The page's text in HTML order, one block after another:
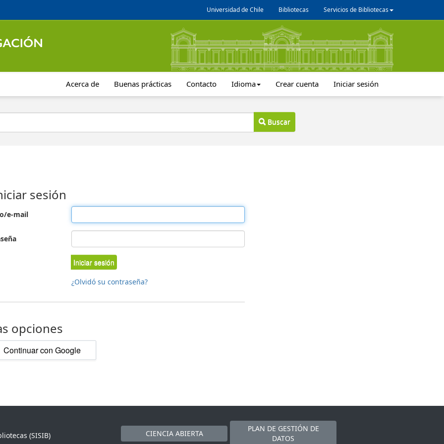
Universidad de Chile Bibliotecas Servicios de Bibliotecas
Acerca de Buenas prácticas Contacto Idioma Crear cuenta Iniciar sesión
Buscar
sesión
e-mail
Iniciar sesión
¿Olvidó su contraseña?
opciones
Continuar con Google
(SISIB)
CIENCIA ABIERTA
PLAN DE GESTIÓN DE
DATOS